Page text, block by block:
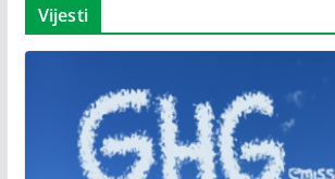
Vijesti